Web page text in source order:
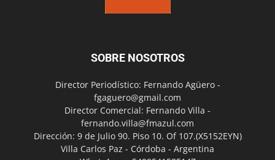
SOBRE NOSOTROS
Director Periodístico: Fernando Agüero -
fgaguero@gmail.com
Director Comercial: Fernando Villa -
fernando.villa@fmazul.com
Dirección: 9 de Julio 90. Piso 10. Of 107.(X5152EYN)
Villa Carlos Paz - Córdoba - Argentina